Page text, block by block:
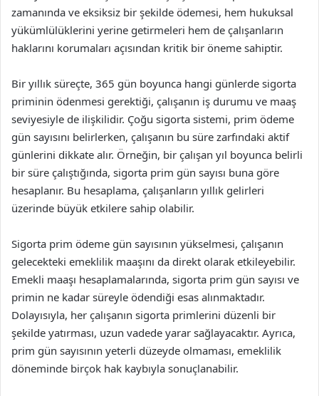
zamanında ve eksiksiz bir şekilde ödemesi, hem hukuksal
yükümlülüklerini yerine getirmeleri hem de çalışanların
haklarını korumaları açısından kritik bir öneme sahiptir.
Bir yıllık süreçte, 365 gün boyunca hangi günlerde sigorta
priminin ödenmesi gerektiği, çalışanın iş durumu ve maaş
seviyesiyle de ilişkilidir. Çoğu sigorta sistemi, prim ödeme
gün sayısını belirlerken, çalışanın bu süre zarfındaki aktif
günlerini dikkate alır. Örneğin, bir çalışan yıl boyunca belirli
bir süre çalıştığında, sigorta prim gün sayısı buna göre
hesaplanır. Bu hesaplama, çalışanların yıllık gelirleri
üzerinde büyük etkilere sahip olabilir.
Sigorta prim ödeme gün sayısının yükselmesi, çalışanın
gelecekteki emeklilik maaşını da direkt olarak etkileyebilir.
Emekli maaşı hesaplamalarında, sigorta prim gün sayısı ve
primin ne kadar süreyle ödendiği esas alınmaktadır.
Dolayısıyla, her çalışanın sigorta primlerini düzenli bir
şekilde yatırması, uzun vadede yarar sağlayacaktır. Ayrıca,
prim gün sayısının yeterli düzeyde olmaması, emeklilik
döneminde birçok hak kaybıyla sonuçlanabilir.